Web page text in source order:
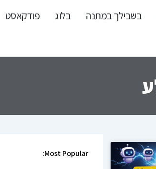
בשבילך במתנה בלוג
פודקאסט
Most Popular: